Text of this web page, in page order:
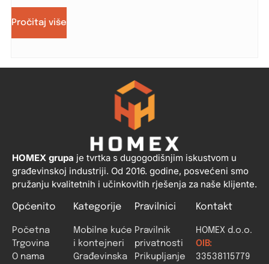
Pročitaj više
HOMEX grupa je tvrtka s dugogodišnjim iskustvom u
građevinskoj industriji. Od 2016. godine, posvećeni smo
pružanju kvalitetnih i učinkovitih rješenja za naše klijente.
Općenito
Početna
Trgovina
O nama
Kategorije
Mobilne kuće
i kontejneri
Građevinska
Pravilnici
Pravilnik
privatnosti
Prikupljanje
Kontakt
HOMEX d.o.o.
OIB:
33538115779